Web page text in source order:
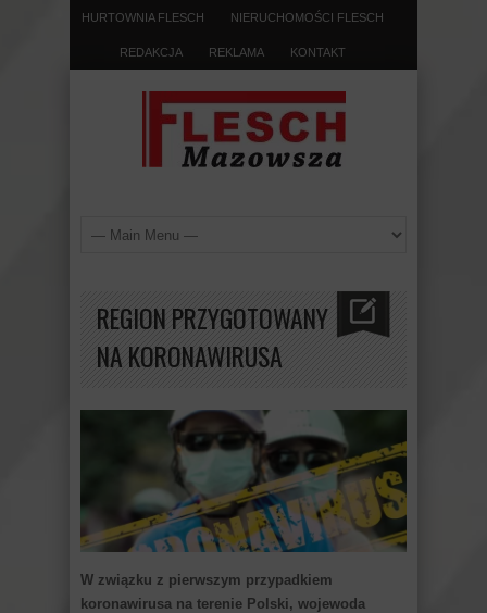
HURTOWNIA FLESCH NIERUCHOMOŚCI FLESCH
REDAKCJA REKLAMA KONTAKT
REGION PRZYGOTOWANY
NA KORONAWIRUSA
W związku z pierwszym przypadkiem
koronawirusa na terenie Polski, wojewoda